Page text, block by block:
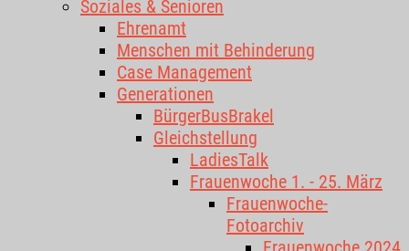
Soziales & Senioren
Ehrenamt
Menschen mit Behinderung
Case Management
Generationen
BürgerBusBrakel
Gleichstellung
LadiesTalk
Frauenwoche 1. - 25. März
Frauenwoche-
Fotoarchiv